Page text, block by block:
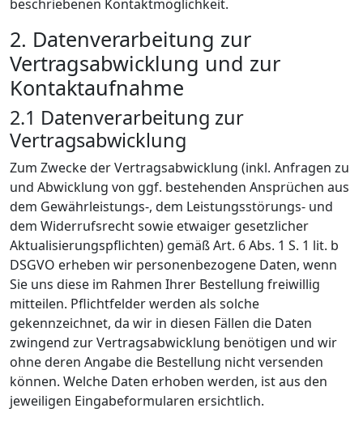
beschriebenen Kontaktmöglichkeit.
2. Datenverarbeitung zur
Vertragsabwicklung und zur
Kontaktaufnahme
2.1 Datenverarbeitung zur
Vertragsabwicklung
Zum Zwecke der Vertragsabwicklung (inkl. Anfragen zu
und Abwicklung von ggf. bestehenden Ansprüchen aus
dem Gewährleistungs-, dem Leistungsstörungs- und
dem Widerrufsrecht sowie etwaiger gesetzlicher
Aktualisierungspflichten) gemäß Art. 6 Abs. 1 S. 1 lit. b
DSGVO erheben wir personenbezogene Daten, wenn
Sie uns diese im Rahmen Ihrer Bestellung freiwillig
mitteilen. Pflichtfelder werden als solche
gekennzeichnet, da wir in diesen Fällen die Daten
zwingend zur Vertragsabwicklung benötigen und wir
ohne deren Angabe die Bestellung nicht versenden
können. Welche Daten erhoben werden, ist aus den
jeweiligen Eingabeformularen ersichtlich.